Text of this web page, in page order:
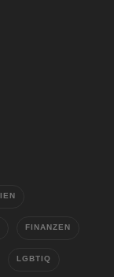
FINANZEN
LGBTIQ